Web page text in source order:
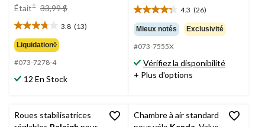
Était± 33,99 $
33,99 $
3.8 (13)
3.8
étoile(s)
sur
5.
13
Liquidation◊
#073-7278-4
12 En Stock
4.3 (26)
4.3
étoile(s)
sur
5.
26
évaluations
Mieux notés Exclusivité
#073-7555X
Vérifiez la disponibilité
+ Plus d'options
Roues stabilisatrices
Chambre à air standard